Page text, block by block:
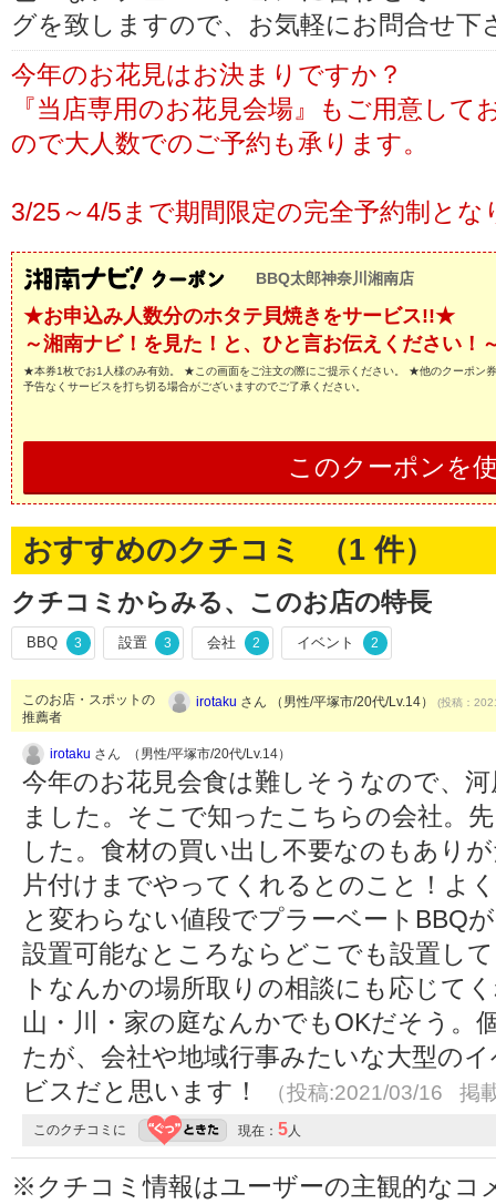
グを致しますので、お気軽にお問合せ下
今年のお花見はお決まりですか？
『当店専用のお花見会場』もご用意し
ので大人数でのご予約も承ります。
3/25～4/5まで期間限定の完全予約制と
BBQ太郎神奈川湘南店
★お申込み人数分のホタテ貝焼きをサービス!!★
～湘南ナビ！を見た！と、ひと言お伝えください！
★本券1枚でお1人様のみ有効。 ★この画面をご注文の際にご提示ください。 ★他のクーポン
予告なくサービスを打ち切る場合がございますのでご了承ください。
このクーポンを
おすすめのクチコミ （1 件）
クチコミからみる、このお店の特長
BBQ 3 設置 3 会社 2 イベント 2
このお店・スポットの
推薦者
irotaku さん （男性/平塚市/20代/Lv.14） (投稿：
irotaku さん （男性/平塚市/20代/Lv.14）
今年のお花見会食は難しそうなので、
ました。そこで知ったこちらの会社。
した。食材の買い出し不要なのもあり
片付けまでやってくれるとのこと！よ
と変わらない値段でプラーベートBBQ
設置可能なところならどこでも設置し
トなんかの場所取りの相談にも応じて
山・川・家の庭なんかでもOKだそう。
たが、会社や地域行事みたいな大型の
ビスだと思います！
（投稿:2021/03/16 掲
このクチコミに 現在： 5 人
※クチコミ情報はユーザーの主観的なコ